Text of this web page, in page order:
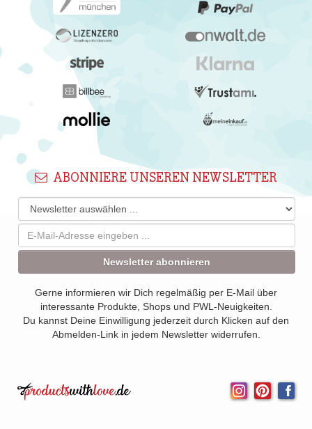
ABONNIERE UNSEREN NEWSLETTER
Newsletter abonnieren
Gerne informieren wir Dich regelmäßig per E-Mail über
interessante Produkte, Shops und PWL-Neuigkeiten.
Du kannst Deine Einwilligung jederzeit durch Klicken auf den
Abmelden-Link in jedem Newsletter widerrufen.